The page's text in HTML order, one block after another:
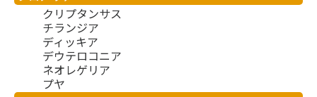
クリプタンサス
チランジア
ディッキア
デウテロコニア
ネオレゲリア
プヤ